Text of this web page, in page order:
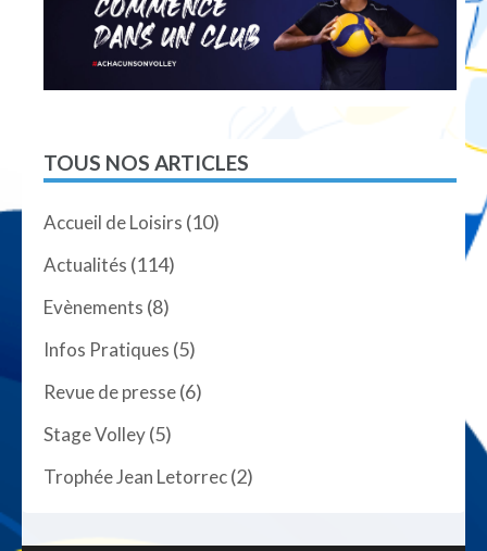
TOUS NOS ARTICLES
Accueil de Loisirs (10)
Actualités (114)
Evènements (8)
Infos Pratiques (5)
Revue de presse(6)
Stage Volley(5)
Trophée Jean Letorrec(2)